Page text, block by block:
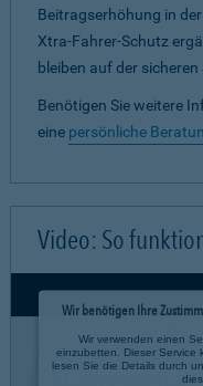
Beitragserhöhung in
Xtra-Fahrer-Schutz
bleiben auf der sicheren
Benötigen Sie weitere
eine persönliche
Video: So
Wir benötigen Ihre
Wir verwenden einen
einzubetten. Dieser Service
lesen Sie die Details durch